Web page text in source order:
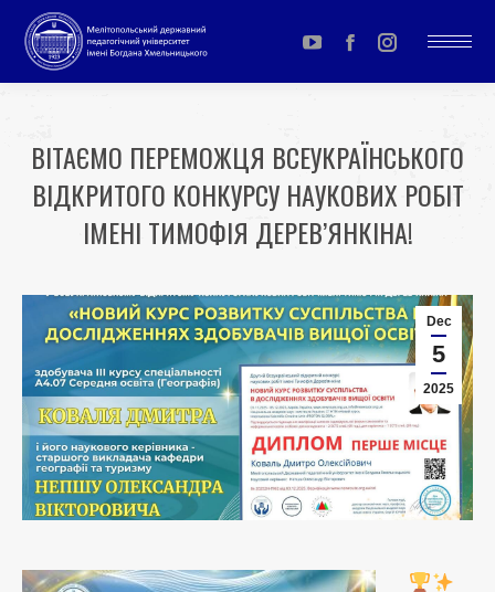
YouTube
page
in
new
window
Facebook
page
in
new
window
Instagram
page
in
new
window
ВІТАЄМО ПЕРЕМОЖЦЯ ВСЕУКРАЇНСЬКОГО
ВІДКРИТОГО КОНКУРСУ НАУКОВИХ РОБІТ
ІМЕНІ ТИМОФІЯ ДЕРЕВ’ЯНКІНА!
Dec
5
2025